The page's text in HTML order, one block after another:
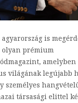
agyarország is
olyan prémium
amelyben
világának legújabb
személyes
társasági elittel